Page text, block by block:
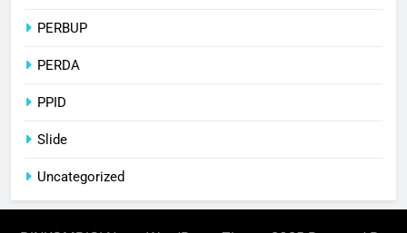
PERBUP
PERDA
PPID
Slide
Uncategorized